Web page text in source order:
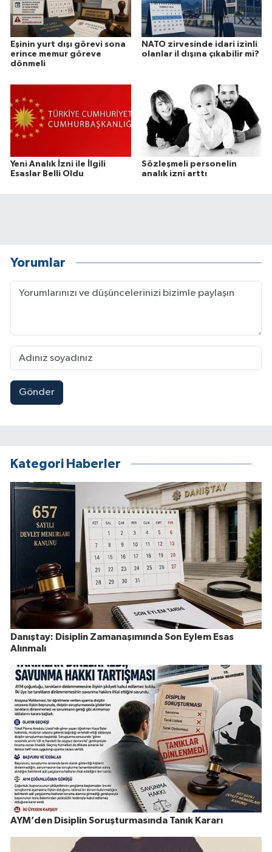
Eşinin yurt dışı görevi sona
erince memur göreve
dönmeli
NATO zirvesinde idari izinli
olanlar il dışına çıkabilir mi?
Yeni Analık İzni ile İlgili
Esaslar Belli Oldu
Sözleşmeli personelin
analık izni arttı
Yorumlar
Gönder
Kategori Haberler
Danıştay: Disiplin Zamanaşımında Son Eylem Esas
Alınmalı
AYM’den Disiplin Soruşturmasında Tanık Kararı